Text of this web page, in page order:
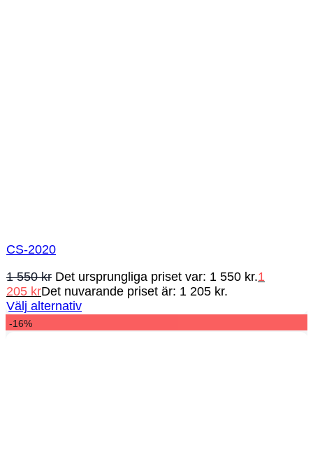
CS-2020
1 550kr Det ursprungliga priset var: 1 550 kr.1
205 krDet nuvarande priset är: 1 205 kr.
Välj alternativ
-16%